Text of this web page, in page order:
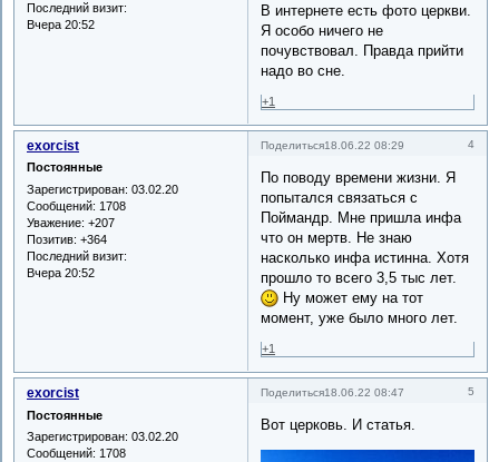
Последний визит:
Вчера 20:52
В интернете есть фото церкви.
Я особо ничего не
почувствовал. Правда прийти
надо во сне.
+1
Поделиться 4
18.06.22 08:29
exorcist
Постоянные
Зарегистрирован: 03.02.20
Сообщений: 1708
Уважение: +207
Позитив: +364
Последний визит:
Вчера 20:52
По поводу времени жизни. Я
попытался связаться с
Поймандр. Мне пришла инфа
что он мертв. Не знаю
насколько инфа истинна. Хотя
прошло то всего 3,5 тыс лет.
Ну может ему на тот
момент, уже было много лет.
+1
Поделиться 5
18.06.22 08:47
exorcist
Постоянные
Зарегистрирован: 03.02.20
Сообщений: 1708
Вот церковь. И статья.